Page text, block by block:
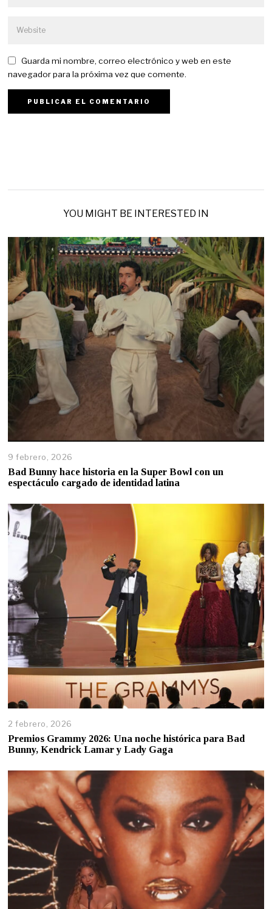
Guarda mi nombre, correo electrónico y web en este
navegador para la próxima vez que comente.
YOU MIGHT BE INTERESTED IN
9 febrero, 2026
Bad Bunny hace historia en la Super Bowl con un
espectáculo cargado de identidad latina
2 febrero, 2026
Premios Grammy 2026: Una noche histórica para Bad
Bunny, Kendrick Lamar y Lady Gaga